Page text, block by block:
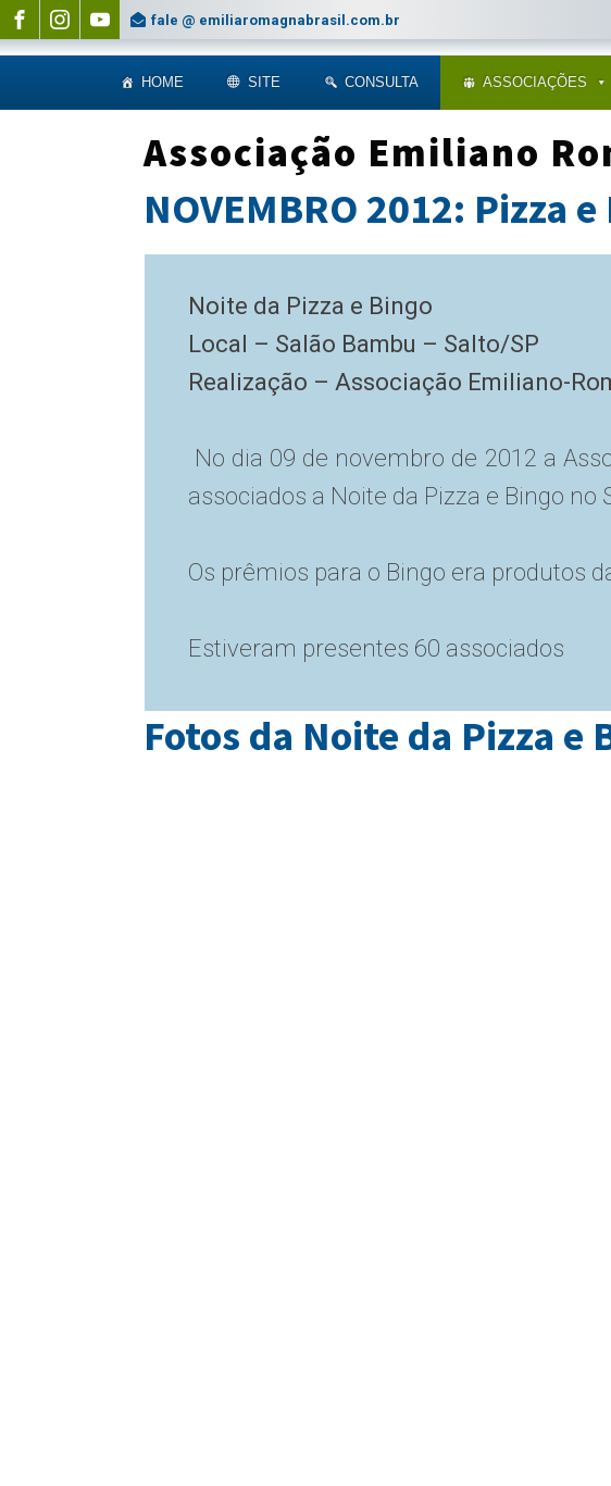
fale @ emiliaromagnabrasil.com.br
HOME SITE CONSULTA ASSOCIAÇÕES
Associação Emiliano
NOVEMBRO 2012: Pizza
Noite da Pizza e Bingo
Local – Salão Bambu – Salto/SP
Realização – Associação Emiliano-
No dia 09 de novembro de 2012 a
associados a Noite da Pizza e Bingo no
Os prêmios para o Bingo era produtos
Estiveram presentes 60 associados
Fotos da Noite da Pizza e